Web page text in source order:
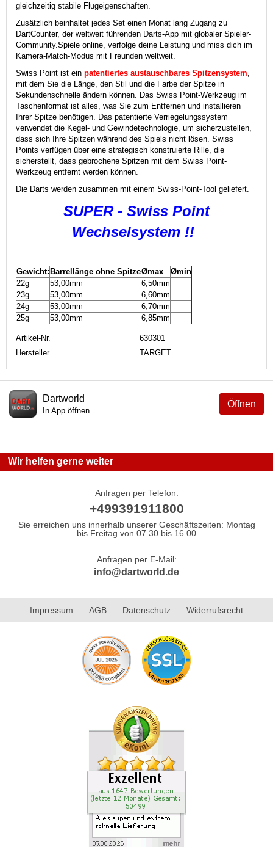
gleichzeitig stabile Flugeigenschaften.
Zusätzlich beinhaltet jedes Set einen Monat lang Zugang zu
DartCounter, der weltweit führenden Darts-App mit globaler Spieler-
Community. Spiele online, verfolge deine Leistung und miss dich im
Kamera-Match-Modus mit Freunden weltweit.
Swiss Point ist ein patentiertes austauschbares Spitzensystem
mit dem Sie die Länge, den Stil und die Farbe der Spitze in
Sekundenschnelle ändern können. Das Swiss Point-Werkzeug im
Taschenformat ist alles, was Sie zum Entfernen und installieren
Ihrer Spitze benötigen. Das patentierte Verriegelungssystem
verwendet die Kegel- und Gewindetechnologie, um sicherzustellen,
dass sich Ihre Spitzen während des Spiels nicht lösen. Swiss
Points verfügen über eine strategisch konstruierte Rille, die
sicherstellt, dass gebrochene Spitzen mit dem Swiss Point-
Werkzeug entfernt werden können.
Die Darts werden zusammen mit einem Swiss-Point-Tool geliefert.
SUPER - Swiss Point
Wechselsystem !!
Gewicht:Barrellänge ohne SpitzeØmax
Ømin
22g
53,00mm
6,50mm
23g
53,00mm
6,60mm
24g
53,00mm
6,70mm
25g
53,00mm 6,85mm
Artikel-Nr.
630301
Hersteller
TARGET
Öffnen
Dartworld
In App öffnen
Wir helfen gerne weiter
Anfragen per Telefon:
+499391911800
Sie erreichen uns innerhalb unserer Geschäftszeiten: Montag
bis Freitag von 07.30 bis 16.00
Anfragen per E-Mail:
info@dartworld.de
Impressum AGB Datenschutz Widerrufsrecht